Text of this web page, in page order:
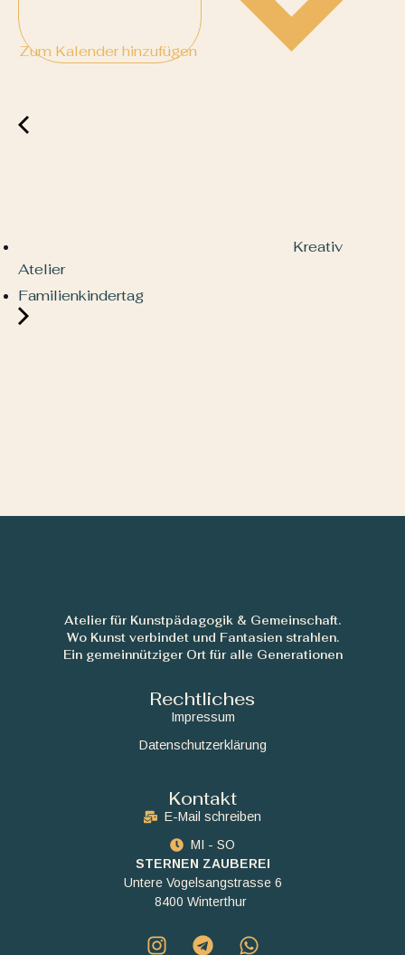
Zum Kalender hinzufügen
Kreativ
Atelier
Familienkindertag
Atelier für Kunstpädagogik & Gemeinschaft.
Wo Kunst verbindet und Fantasien strahlen.
Ein gemeinnütziger Ort für alle Generationen
Rechtliches
Impressum
Datenschutzerklärung
Kontakt
E-Mail schreiben
MI - SO
STERNEN ZAUBEREI
Untere Vogelsangstrasse 6
8400 Winterthur